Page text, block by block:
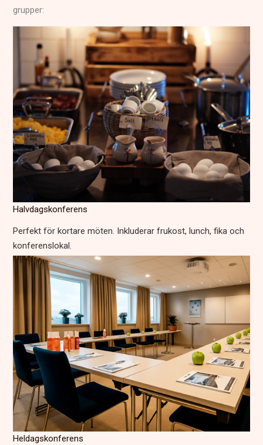
grupper:
Halvdagskonferens
Perfekt för kortare möten. Inkluderar frukost, lunch, fika och
konferenslokal.
Heldagskonferens